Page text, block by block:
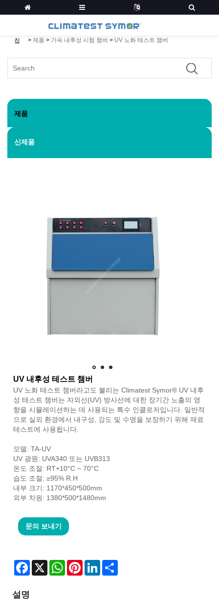
집 > 제품 > 가속 내후성 시험 챔버 > UV 노화 테스트 챔버
제품
신제품
UV 내후성 테스트 챔버
UV 노화 테스트 챔버라고도 불리는 Climatest Symor® UV 내후
성 테스트 챔버는 자외선(UV) 방사선에 대한 장기간 노출의 영
향을 시뮬레이션하는 데 사용되는 특수 인클로저입니다. 일반적
으로 실외 환경에서 내구성, 강도 및 수명을 보장하기 위해 재료
테스트에 사용됩니다.
모델: TA-UV
UV 광원: UVA340 또는 UVB313
온도 조절: RT+10°C ~ 70°C
습도 조절: ≥95% R.H
내부 크기: 1170*450*500mm
외부 차원: 1380*500*1480mm
문의 보내기
Facebook
X WhatsAppPinterestLinkedIn
설명